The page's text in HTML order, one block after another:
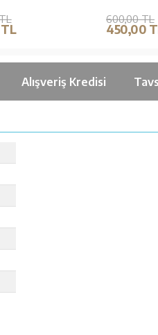
600,00 TL
450,00
Alışveriş Kredisi